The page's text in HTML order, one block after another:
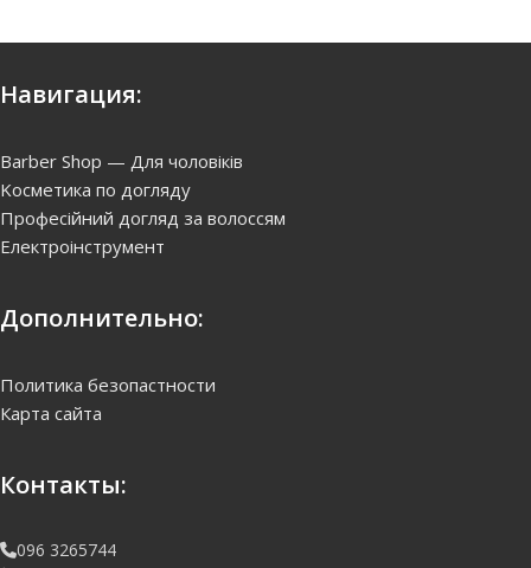
Навигация:
Barber Shop — Для чоловіків
Kосметика по догляду
Професійний догляд за волоссям
Електроінструмент
Дополнительно:
Политика безопастности
Карта сайта
Контакты:
096 3265744